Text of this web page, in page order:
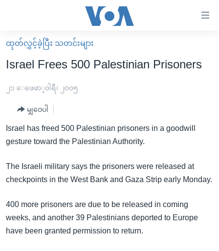
လွယ်ကူ
စေ
Link
များ
ပင်မ
အကြောင်းအရာ
ကျော်
ကြည့်
ပင်မ
အ
ညွန်း
မူလစာမျက်နှာ
မြန်မာ
ကမ္ဘာ့သတင်းများ
နိုင်ငံတကာ
တရုတ်
ရပ်ဝန်းတခု လမ်းတခု အလွန်
ရုပ်ရှင်ထဲက အင်္ဂလိပ်စာ
သုတပဒေသာ အင်္ဂလိပ်စာ
တီဗွီ
ရေဒီယို/တီဗွီအစီအစဉ်
Learning English
ထုတ်လွှင့်ခဲ့ပြီး သတင်းများ
Israel Frees 500 Palestinian Prisoners
၂၁ ေဖေဖာ္၀ါရီ၊ ၂၀၀၅
မျှဝေပါ
Israel has freed 500 Palestinian prisoners in a goodwill
gesture toward the Palestinian Authority.
The Israeli military says the prisoners were released at
checkpoints in the West Bank and Gaza Strip early Monday.
400 more prisoners are due to be released in coming
weeks, and another 39 Palestinians deported to Europe
have been granted permission to return.